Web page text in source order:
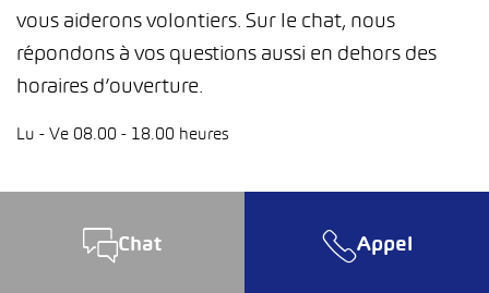
vous aiderons volontiers. Sur le chat, nous
répondons à vos questions aussi en dehors des
horaires d’ouverture.
Lu - Ve 08.00 - 18.00 heures
Chat Appel